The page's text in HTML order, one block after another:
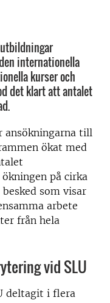
internationella
kurser och
det klart att antalet
ansökningarna till
ökat med
på cirka
som visar
arbete
från hela
vid SLU
deltagit i flera